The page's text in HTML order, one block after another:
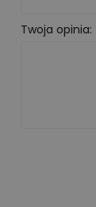
Twoja opinia: